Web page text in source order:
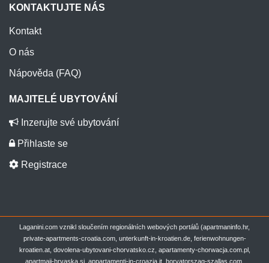
KONTAKTUJTE NÁS
Kontakt
O nás
Nápověda (FAQ)
MAJITELÉ UBYTOVÁNÍ
Inzerujte své ubytování
Přihlaste se
Registrace
Laganini.com vznikl sloučením regionálních webových portálů (apartmaninfo.hr,
private-apartments-croatia.com, unterkunft-in-kroatien.de, ferienwohnungen-
kroatien.at, dovolena-ubytovani-chorvatsko.cz, apartamenty-chorwacja.com.pl,
apartmaji-hrvaska.si, appartamenti-in-croazia.it, horvatorszag-szallas.com,